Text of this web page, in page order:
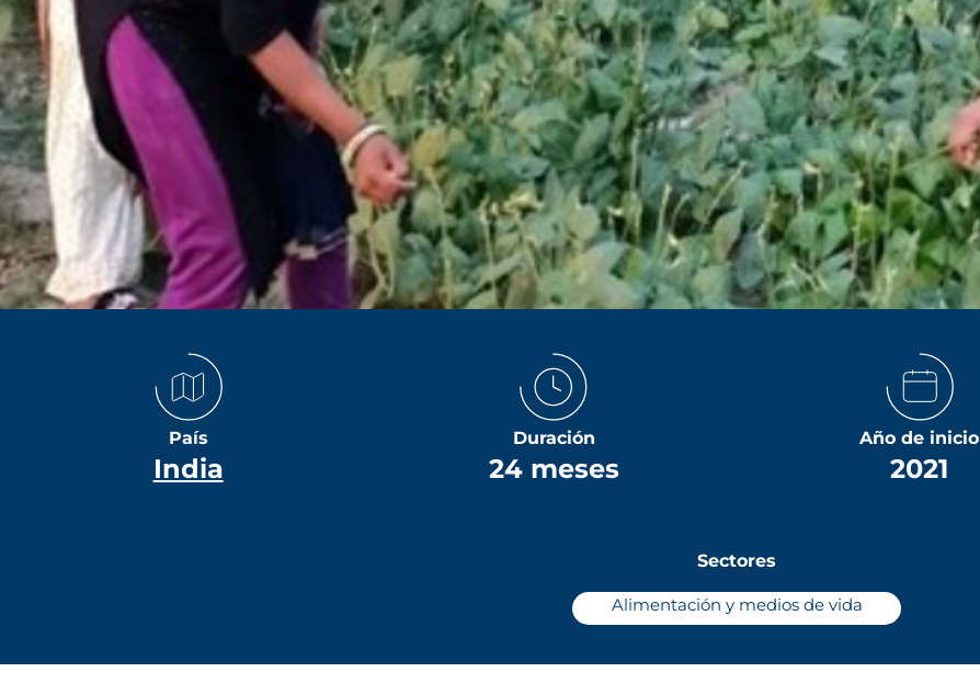
País
India
Duración
24 meses
Año de inicio
2021
Sectores
Alimentación y medios de vida